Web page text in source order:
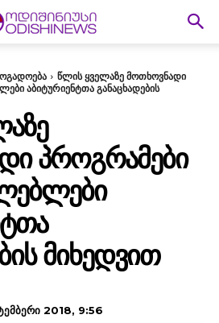
წლის ყველაზე მოთხოვნადი
აბიტურიენტთა განაცხადების
ᲞᲠᲝᲒᲠᲐᲛᲔᲑᲘ
ᲛᲘᲮᲔᲓᲕᲘᲗ
2018, 9:56